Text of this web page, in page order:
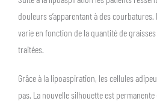
douleurs s’apparentant à des
varie en fonction de la quantité de
traitées.
Grâce à la lipoaspiration, les cellules
pas. La nouvelle silhouette est